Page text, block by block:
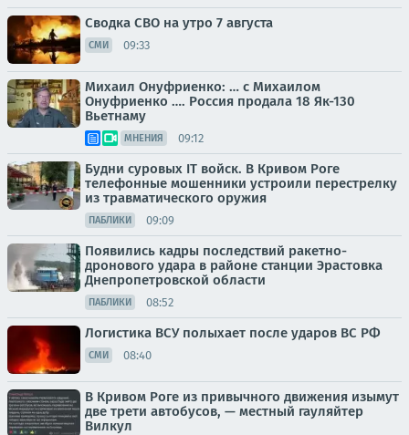
Сводка СВО на утро 7 августа
СМИ 09:33
Михаил Онуфриенко: … с Михаилом
Онуфриенко …. Россия продала 18 Як-130
Вьетнаму
МНЕНИЯ 09:12
Будни суровых IT войск. В Кривом Роге
телефонные мошенники устроили перестрелку
из травматического оружия
ПАБЛИКИ 09:09
Появились кадры последствий ракетно-
дронового удара в районе станции Эрастовка
Днепропетровской области
ПАБЛИКИ 08:52
Логистика ВСУ полыхает после ударов ВС РФ
СМИ 08:40
В Кривом Роге из привычного движения изымут
две трети автобусов, — местный гауляйтер
Вилкул